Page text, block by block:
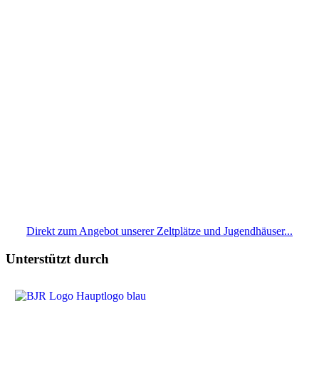
Direkt zum Angebot unserer Zeltplätze und Jugendhäuser...
Unterstützt durch